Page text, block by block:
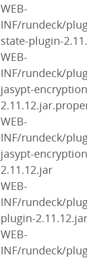
WEB-
INF/rundeck/
state-plugin-
WEB-
INF/rundeck/
jasypt-
WEB-
INF/rundeck/
jasypt-
2.11.12.jar
WEB-
INF/rundeck/
plugin-
WEB-
INF/rundeck/